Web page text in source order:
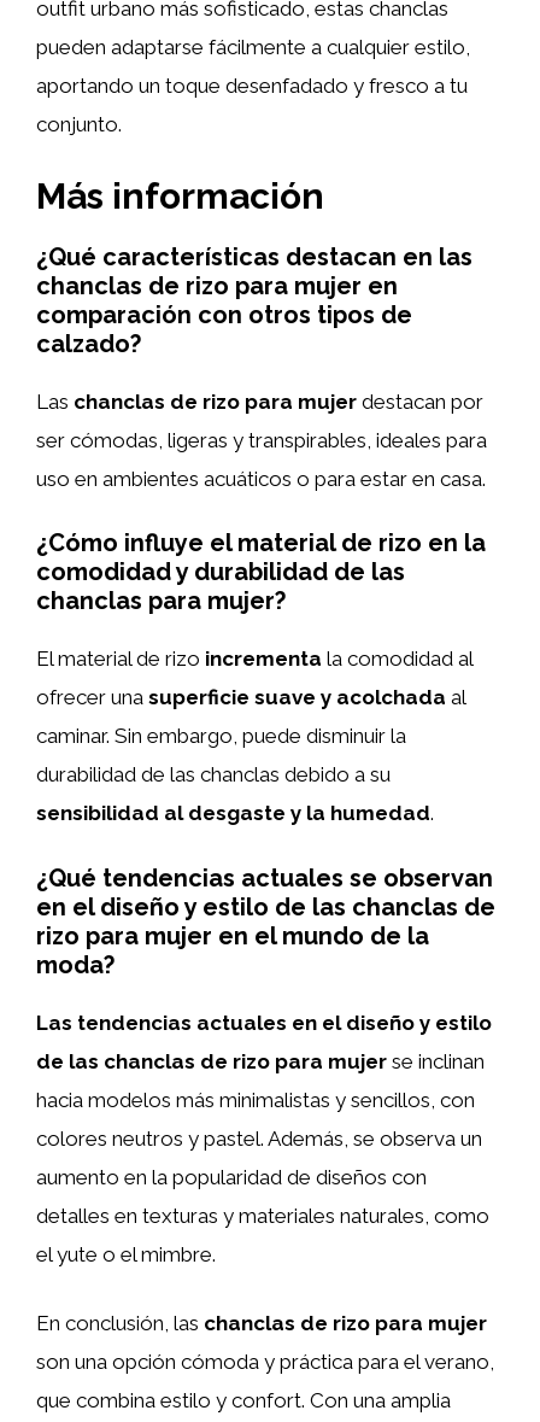
outfit urbano más sofisticado, estas chanclas
pueden adaptarse fácilmente a cualquier estilo,
aportando un toque desenfadado y fresco a tu
conjunto.
Más información
¿Qué características destacan en las
chanclas de rizo para mujer en
comparación con otros tipos de
calzado?
Las chanclas de rizo para mujer destacan por
ser cómodas, ligeras y transpirables, ideales para
uso en ambientes acuáticos o para estar en casa.
¿Cómo influye el material de rizo en la
comodidad y durabilidad de las
chanclas para mujer?
El material de rizo incrementa la comodidad al
ofrecer una superficie suave y acolchada al
caminar. Sin embargo, puede disminuir la
durabilidad de las chanclas debido a su
sensibilidad al desgaste y la humedad.
¿Qué tendencias actuales se observan
en el diseño y estilo de las chanclas de
rizo para mujer en el mundo de la
moda?
Las tendencias actuales en el diseño y estilo
de las chanclas de rizo para mujer se inclinan
hacia modelos más minimalistas y sencillos, con
colores neutros y pastel. Además, se observa un
aumento en la popularidad de diseños con
detalles en texturas y materiales naturales, como
el yute o el mimbre.
En conclusión, las chanclas de rizo para mujer
son una opción cómoda y práctica para el verano,
que combina estilo y confort. Con una amplia